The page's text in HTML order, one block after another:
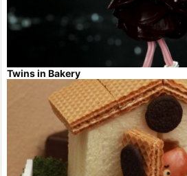
Twins in Bakery